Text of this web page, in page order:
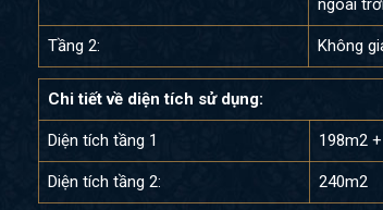
ngoài
Tầng 2: Không
Chi tiết về diện tích sử dụng:
Diện tích tầng 1 198m2
Diện tích tầng 2: 240m2